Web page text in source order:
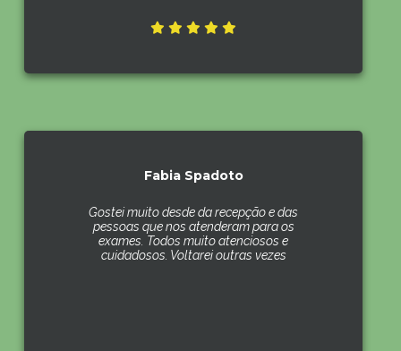
Fabia Spadoto
Gostei muito desde da recepção e das
pessoas que nos atenderam para os
exames. Todos muito atenciosos e
cuidadosos. Voltarei outras vezes